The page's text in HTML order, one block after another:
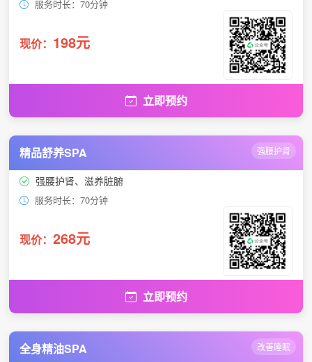
服务时长：70分钟
现价： 198元
立即预约
精品舒养SPA 强腰护肾
强腰护肾、滋养脏腑
服务时长：70分钟
现价： 268元
立即预约
全身精油SPA 改善睡眠